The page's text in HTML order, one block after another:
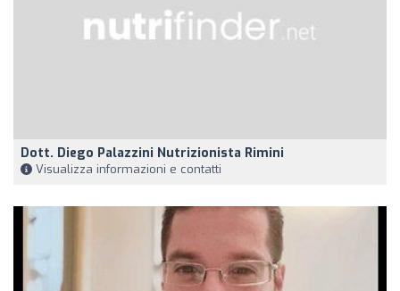
Dott. Diego Palazzini Nutrizionista Rimini
Visualizza informazioni e contatti